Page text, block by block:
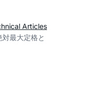
Articles
最大定格と